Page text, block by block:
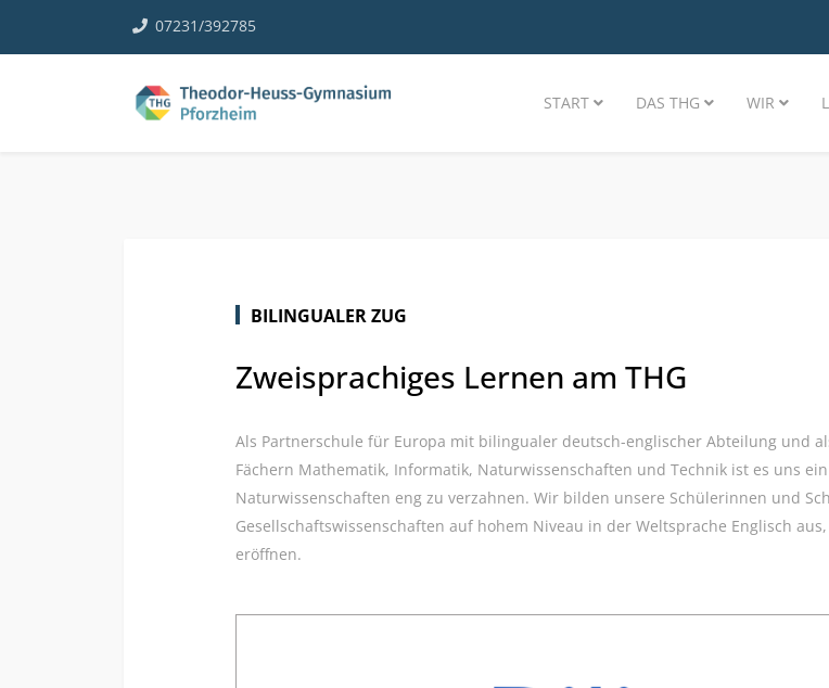
07231/392785
START DAS THG WIR
BILINGUALER ZUG
Zweisprachiges Lernen am THG
Als Partnerschule für Europa mit bilingualer deutsch-englischer Abteilung und
Fächern Mathematik, Informatik, Naturwissenschaften und Technik ist es uns
Naturwissenschaften eng zu verzahnen. Wir bilden unsere Schülerinnen und
Gesellschaftswissenschaften auf hohem Niveau in der Weltsprache Englisch
eröffnen.